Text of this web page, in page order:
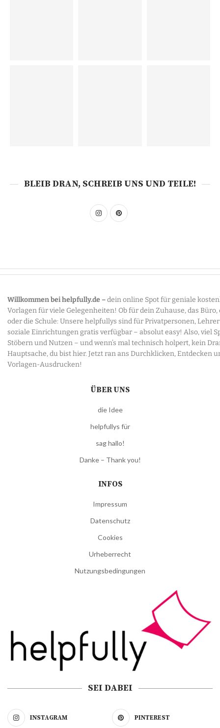
BLEIB DRAN, SCHREIB UNS UND TEILE!
Willkommen bei helpfully.de –dein online Spot für geniale
Vorlagen für viele Gelegenheiten! Ob für dein Zuhause, das Büro,
oder die Schule: Unsere helpfullys sind für Privatpersonen,
soziale Einrichtungen gratis verfügbar – absolut easy! Also, viel
Stöbern und Nutzen – und wenn’s mal technisch holpert, kein
Hauptsache, du bist hier. Jetzt ran ans Durchklicken, Entdecken
Vorlagen-Ausdrucken!
ÜBER UNS
die Idee
helpfullys für
sag hallo!
Danke – Thank you!
INFOS
Impressum
Datenschutz
Cookies
Urheberrecht
Nutzungsbedingungen
SEI DABEI
INSTAGRAM PINTEREST